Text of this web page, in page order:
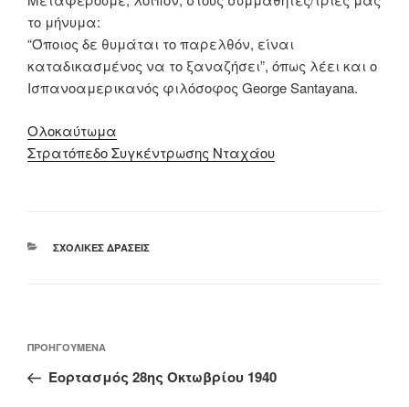
το μήνυμα:
“Όποιος δε θυμάται το παρελθόν, είναι
καταδικασμένος να το ξαναζήσει”, όπως λέει και ο
Ισπανοαμερικανός φιλόσοφος George Santayana.
Ολοκαύτωμα
Στρατόπεδο Συγκέντρωσης Νταχάου
ΚΑΤΗΓΟΡΊΕΣ
ΣΧΟΛΙΚΈΣ ΔΡΆΣΕΙΣ
άρθρων
Προηγούμενο
άρθρο
ΠΡΟΗΓΟΎΜΕΝΑ
Εορτασμός 28ης Οκτωβρίου 1940